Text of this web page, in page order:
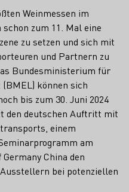
Weinmessen im
zum 11. Mal eine
zu setzen und sich mit
und Partnern zu
Bundesministerium für
können sich
bis zum 30. Juni 2024
den deutschen Auftritt mit
einem
am
China den
bei potenziellen